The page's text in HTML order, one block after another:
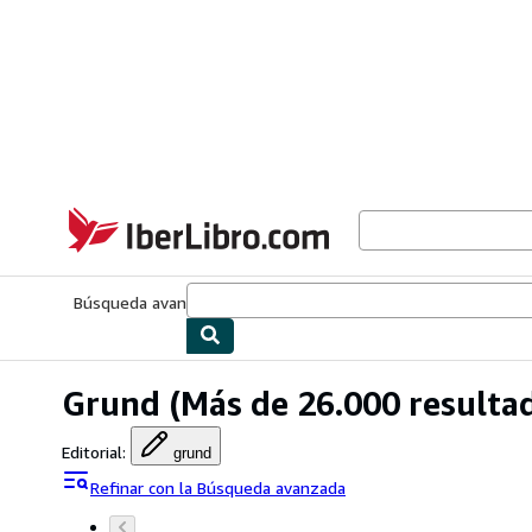
IberLibro.com
Búsqueda avanzada
Grund (Más de 26.000
Editorial: grund
Refinar con la Búsqueda avanzada